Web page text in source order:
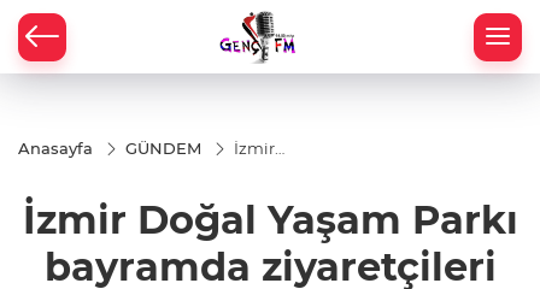
Anasayfa GÜNDEM
İzmir
Parkı
bayramda
ziyaretçileri
bekliyor
İzmir Doğal Yaşam Parkı
bayramda ziyaretçileri